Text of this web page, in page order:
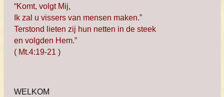
“Komt, volgt Mij,
Ik zal u vissers van mensen maken.”
Terstond lieten zij hun netten in de steek
en volgden Hem.”
( Mt.4:19-21 )
WELKOM